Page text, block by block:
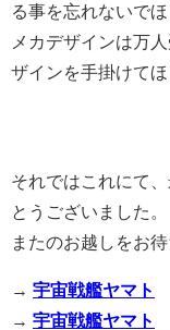
る事を忘れないでほ
メカデザインは万
ザインを手掛けてほ
それではこれにて
とうございました。
またのお越しをお
→ 宇宙戦艦ヤマト
→ 宇宙戦艦ヤマト